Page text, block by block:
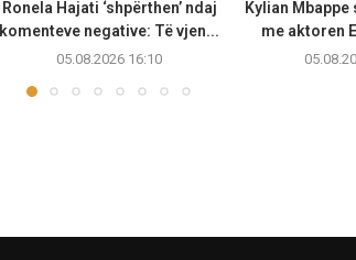
Ronela Hajati ‘shpërthen’ ndaj
komenteve negative: Të vjen...
05.08.2026 16:10
Kylian
me aktoren